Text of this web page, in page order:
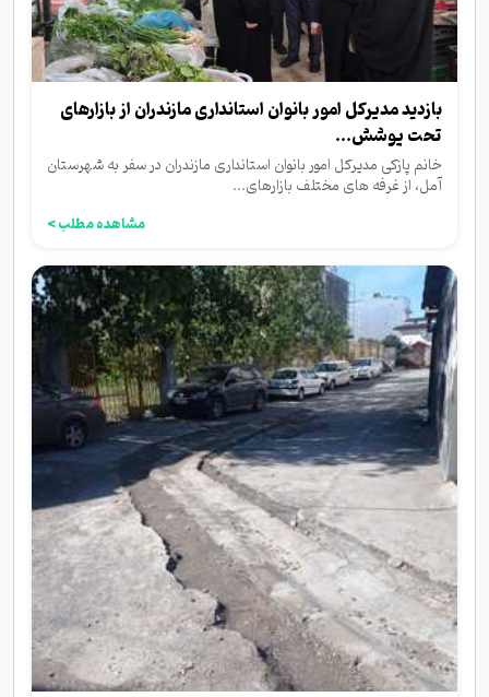
بازدید مدیرکل امور بانوان استانداری مازندران از بازارهای
تحت پوشش...
خانم پازکی مدیرکل امور بانوان استانداری مازندران در سفر به شهرستان
آمل، از غرفه های مختلف بازارهای...
مشاهده مطلب >